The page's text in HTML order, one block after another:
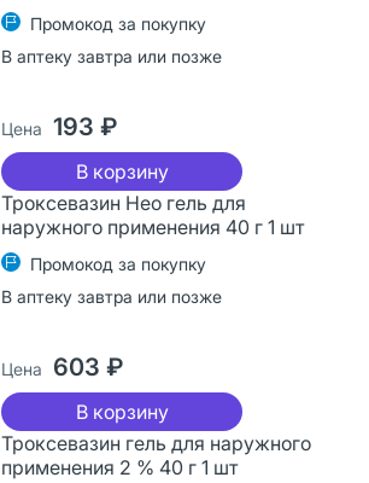
Промокод за покупку
В аптеку завтра или позже
Цена 193 ₽
В корзину
Троксевазин Нео гель для
наружного применения 40 г 1 шт
Промокод за покупку
В аптеку завтра или позже
Цена 603 ₽
В корзину
Троксевазин гель для наружного
применения 2 % 40 г 1 шт